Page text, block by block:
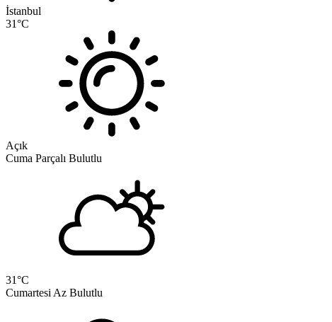
İstanbul
31°C
Açık
Cuma Parçalı Bulutlu
31°C
Cumartesi Az Bulutlu